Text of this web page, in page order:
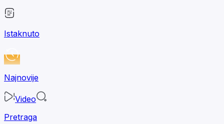
Istaknuto
Najnovije
Video
Pretraga